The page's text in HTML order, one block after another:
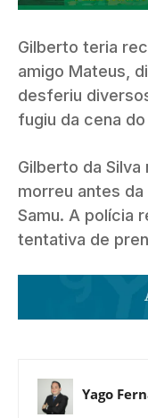
Gilberto teria
amigo Mateus,
desferiu
fugiu da cena
Gilberto da
morreu antes
Samu. A polícia
tentativa de
Yago